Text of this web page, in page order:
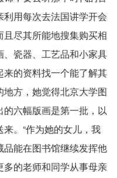
用每次去法国讲学开会
尽其所能地搜集购买相
瓷器、工艺品和小家具
的资料找一个能了解其
方，她觉得北京大学图
六幅版画是第一批，以
。“作为她的女儿，我
能在图书馆继续发挥他
的老师和同学从事母亲